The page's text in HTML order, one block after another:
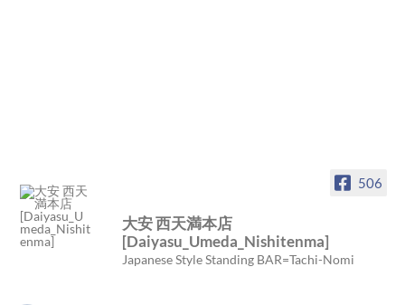
506
大安 西天満本店
[Daiyasu_Umeda_Nishitenma]
Japanese Style Standing BAR=Tachi-Nomi